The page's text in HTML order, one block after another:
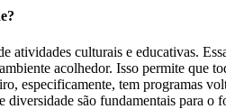
atividades culturais e educativas.
acolhedor. Isso permite que
especificamente, tem programas
são fundamentais para o